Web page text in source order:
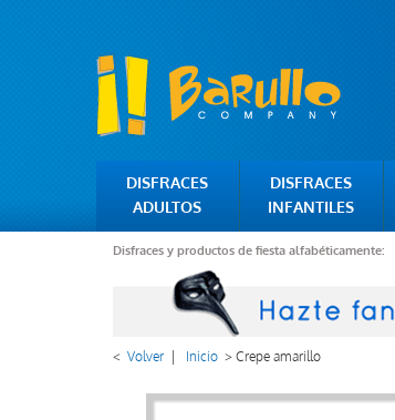
DISFRACES
ADULTOS
DISFRACES
INFANTILES
Disfraces y productos de fiesta alfabéticamente:
< Volver Inicio >Crepe amarillo